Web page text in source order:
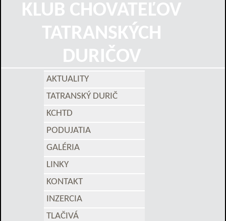
KLUB CHOVATEĽOV
TATRANSKÝCH
DURIČOV
AKTUALITY
TATRANSKÝ DURIČ
KCHTD
PODUJATIA
GALÉRIA
LINKY
KONTAKT
INZERCIA
TLAČIVÁ